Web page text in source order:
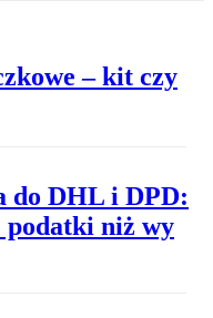
– kit czy
do DHL i DPD:
podatki niż wy